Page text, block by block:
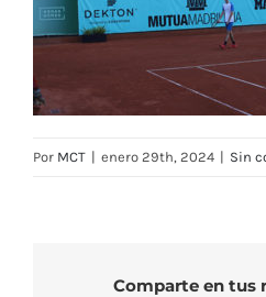
Por MCT | enero 29th, 2024 | Sin
Comparte en tus